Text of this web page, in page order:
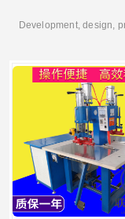
Development, design,